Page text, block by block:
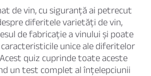
de vin, cu siguranță ai petrecut
diferitele varietăți de vin,
de fabricație a vinului și poate
unice ale diferitelor
quiz cuprinde toate aceste
un test complet al înțelepciunii